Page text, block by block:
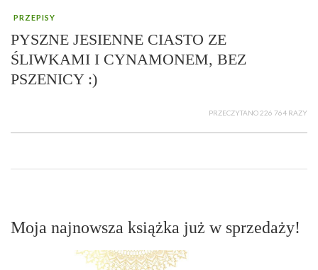
PRZEPISY
PYSZNE JESIENNE CIASTO ZE
ŚLIWKAMI I CYNAMONEM, BEZ
PSZENICY :)
PRZECZYTANO 226 764 RAZY
Moja najnowsza książka już w sprzedaży!